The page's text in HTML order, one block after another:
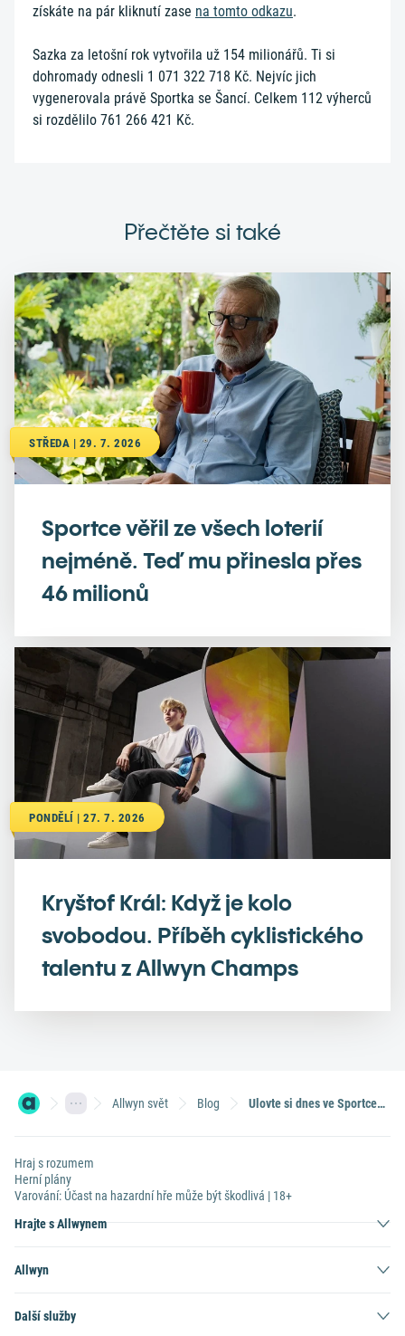
získáte na pár kliknutí zase na tomto odkazu.
Sazka za letošní rok vytvořila už 154 milionářů. Ti si
dohromady odnesli 1 071 322 718 Kč. Nejvíc jich
vygenerovala právě Sportka se Šancí. Celkem 112 výherců
si rozdělilo 761 266 421 Kč.
Přečtěte si také
STŘEDA | 29. 7. 2026
Sportce věřil ze všech loterií
nejméně. Teď mu přinesla přes
46 milionů
PONDĚLÍ | 27. 7. 2026
Kryštof Král: Když je kolo
svobodou. Příběh cyklistického
talentu z Allwyn Champs
Allwyn svět Blog Ulovte si dnes ve Sportce nadupanou Škodu Kodiaq a 166,1 milionu k tomu
Hraj s rozumem
Herní plány
Varování: Účast na hazardní hře může být škodlivá | 18+
Hrajte s Allwynem
Allwyn
Další služby